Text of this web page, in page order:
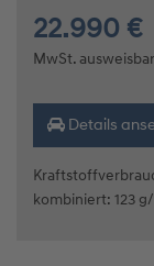
22.990 €
MwSt. ausweisbar
Details
kombiniert: 123